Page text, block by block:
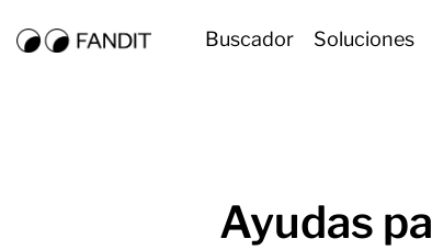
Buscador Soluciones
Ayudas